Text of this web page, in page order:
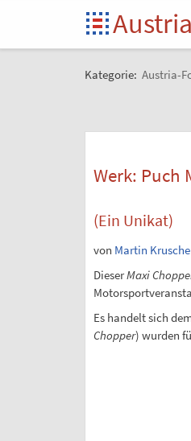
Kategorie: Austria-
Werk: Puch
(Ein Unikat)
von Martin Krusche
DieserMaxi
Es handelt sich
Chopper) wurden